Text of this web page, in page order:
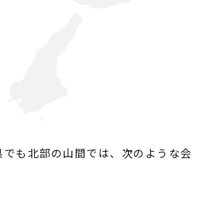
も北部の山間では、次のような会